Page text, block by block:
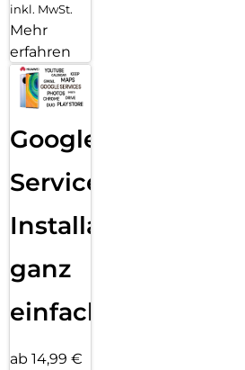
inkl. MwSt.
Mehr
erfahren
Google
Services
Installation
ganz
einfach
ab 14,99 €